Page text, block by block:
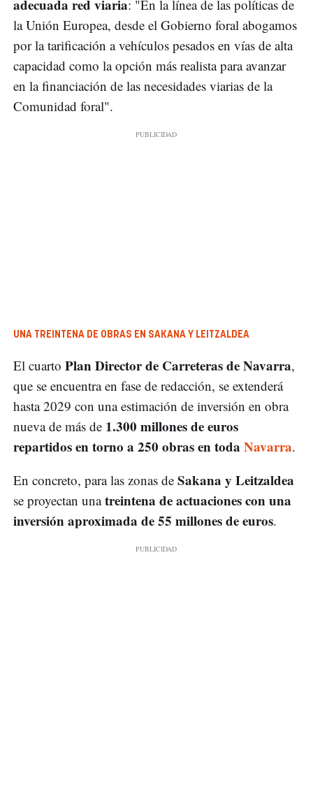
adecuada red viaria: "En la línea de las políticas de
la Unión Europea, desde el Gobierno foral abogamos
por la tarificación a vehículos pesados en vías de alta
capacidad como la opción más realista para avanzar
en la financiación de las necesidades viarias de la
Comunidad foral".
UNA TREINTENA DE OBRAS EN SAKANA Y LEITZALDEA
El cuarto Plan Director de Carreteras de Navarra,
que se encuentra en fase de redacción, se extenderá
hasta 2029 con una estimación de inversión en obra
nueva de más de 1.300 millones de euros
repartidos en torno a 250 obras en toda Navarra.
En concreto, para las zonas de Sakana y Leitzaldea
se proyectan unatreintena de actuaciones con una
inversión aproximada de 55 millones de euros.